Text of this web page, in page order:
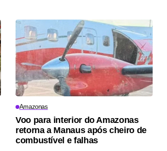
Amazonas
Voo para interior do Amazonas
retorna a Manaus após cheiro de
combustível e falhas